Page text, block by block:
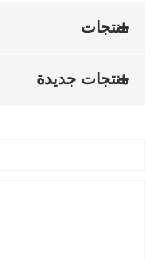
منتجات
منتجات جديدة